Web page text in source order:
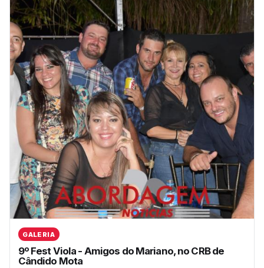
GALERIA
9º Fest Viola - Amigos do Mariano, no CRB de
Cândido Mota